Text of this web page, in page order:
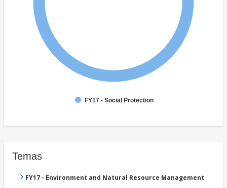
FY17 - Social Protection
Temas
FY17 - Environment and Natural Resource Management